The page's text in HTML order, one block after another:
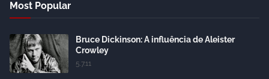
Most Popular
Bruce Dickinson: A influência de Aleister
Crowley
5.7.11